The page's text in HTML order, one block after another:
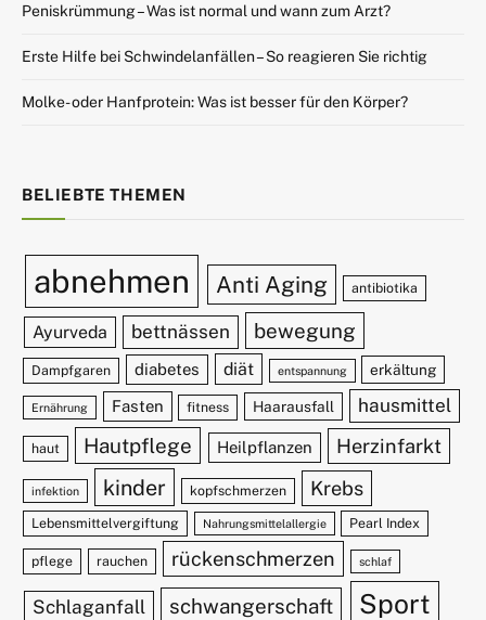
Peniskrümmung – Was ist normal und wann zum Arzt?
Erste Hilfe bei Schwindelanfällen – So reagieren Sie richtig
Molke- oder Hanfprotein: Was ist besser für den Körper?
BELIEBTE THEMEN
abnehmen Anti Aging antibiotika
Ayurveda bettnässen bewegung
Dampfgaren diabetes diät entspannung erkältung
Ernährung Fasten fitness Haarausfall hausmittel
haut Hautpflege Heilpflanzen Herzinfarkt
infektion kinder kopfschmerzen Krebs
Lebensmittelvergiftung Nahrungsmittelallergie Pearl Index
pflege rauchen rückenschmerzen schlaf
Schlaganfall schwangerschaft Sport